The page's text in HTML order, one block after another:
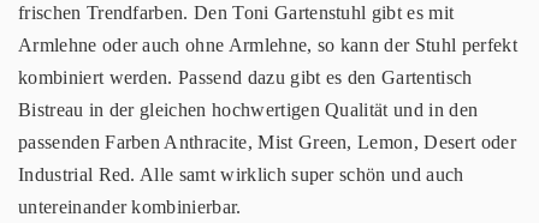
frischen Trendfarben. Den Toni Gartenstuhl gibt es mit
Armlehne oder auch ohne Armlehne, so kann der Stuhl perfekt
kombiniert werden. Passend dazu gibt es den Gartentisch
Bistreau in der gleichen hochwertigen Qualität und in den
passenden Farben Anthracite, Mist Green, Lemon, Desert oder
Industrial Red. Alle samt wirklich super schön und auch
untereinander kombinierbar.